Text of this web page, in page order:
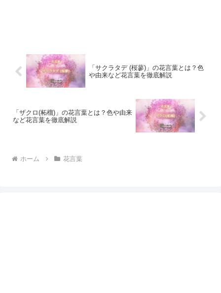
「サクラタデ (桜蓼)」の花言葉とは？色
や由来など花言葉を徹底解説
「ザクロ(柘榴)」の花言葉とは？色や由来
など花言葉を徹底解説
ホーム 花言葉